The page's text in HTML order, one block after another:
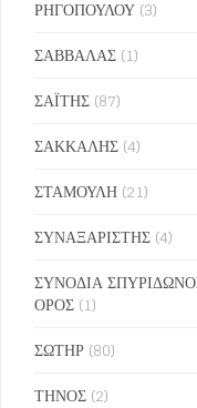
ΡΗΓΟΠΟΥΛΟΥ (3)
ΣΑΒΒΑΛΑΣ (1)
ΣΑΪΤΗΣ (87)
ΣΑΚΚΑΛΗΣ (4)
ΣΤΑΜΟΥΛΗ (21)
ΣΥΝΑΞΑΡΙΣΤΗΣ (4)
ΣΥΝΟΔΙΑ
ΟΡΟΣ (1)
ΣΩΤΗΡ (80)
ΤΗΝΟΣ (2)